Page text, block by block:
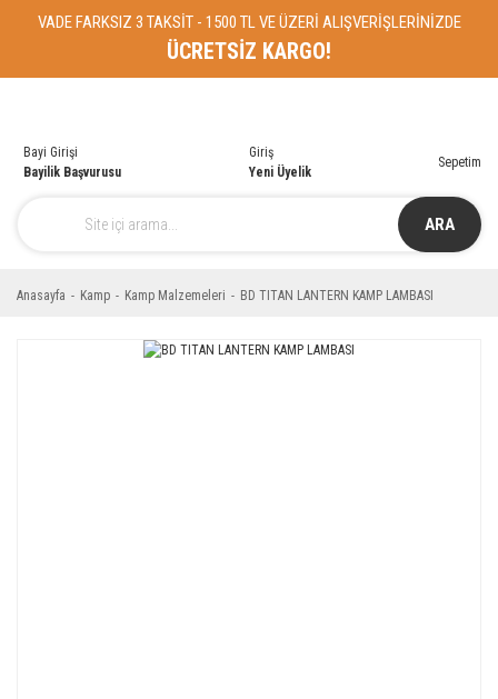
VADE FARKSIZ 3 TAKSİT - 1500 TL VE ÜZERİ ALIŞVERİŞLERİNİZDE
ÜCRETSİZ KARGO!
ARA
Bayi Girişi
Bayilik Başvurusu
Giriş
Yeni Üyelik
Sepetim
Anasayfa Kamp Kamp Malzemeleri BD TITAN LANTERN KAMP LAMBASI